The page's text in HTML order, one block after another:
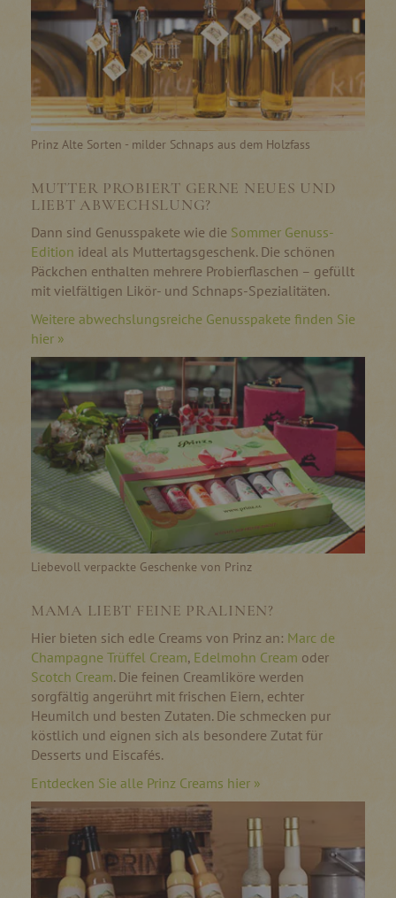
Prinz Alte Sorten - milder Schnaps aus dem Holzfass
MUTTER PROBIERT GERNE NEUES UND
LIEBT ABWECHSLUNG?
Dann sind Genusspakete wie die Sommer Genuss-
Edition ideal als Muttertagsgeschenk. Die schönen
Päckchen enthalten mehrere Probierflaschen – gefüllt
mit vielfältigen Likör- und Schnaps-Spezialitäten.
Weitere abwechslungsreiche Genusspakete finden Sie
hier »
Liebevoll verpackte Geschenke von Prinz
MAMA LIEBT FEINE PRALINEN?
Hier bieten sich edle Creams von Prinz an: Marc de
Champagne Trüffel Cream, Edelmohn Cream oder
Scotch Cream. Die feinen Creamliköre werden
sorgfältig angerührt mit frischen Eiern, echter
Heumilch und besten Zutaten. Die schmecken pur
köstlich und eignen sich als besondere Zutat für
Desserts und Eiscafés.
Entdecken Sie alle Prinz Creams hier »